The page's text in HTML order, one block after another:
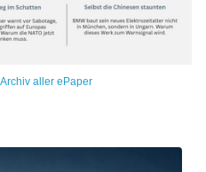
aller ePaper